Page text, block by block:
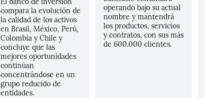
compara la evolución de
la calidad de los activos
en Brasil, México, Perú,
Colombia y Chile y
concluye que las
mejores oportunidades
continúan
concentrándose en un
grupo reducido de
entidades.
operando bajo su actual
nombre y mantendrá
los productos, servicios
y contratos, con sus más
de 600.000 clientes.